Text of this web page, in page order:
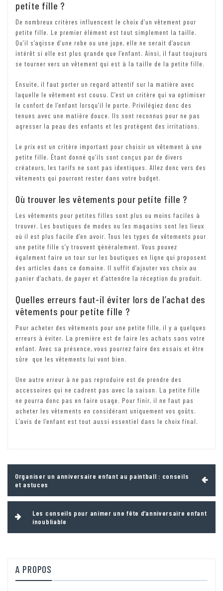
petite fille ?
De nombreux critères influencent le choix d’un vêtement pour
petite fille. Le premier élément est tout simplement la taille.
Qu’il s’agisse d’une robe ou une jupe, elle ne serait d’aucun
intérêt si elle est plus grande que l’enfant. Ainsi, il faut toujours
se tourner vers un vêtement qui est à la taille de la petite fille.
Ensuite, il faut porter un regard attentif sur la matière avec
laquelle le vêtement est cousu. C’est un critère qui va optimiser
le confort de l’enfant lorsqu’il le porte. Privilégiez donc des
tenues avec une matière douce. Ils sont reconnus pour ne pas
agresser la peau des enfants et les protègent des irritations.
Le prix est un critère important pour choisir un vêtement à une
petite fille. Étant donné qu’ils sont conçus par de divers
créateurs, les tarifs ne sont pas identiques. Allez donc vers des
vêtements qui pourront rester dans votre budget.
Où trouver les vêtements pour petite fille ?
Les vêtements pour petites filles sont plus ou moins faciles à
trouver. Les boutiques de modes ou les magasins sont les lieux
où il est plus facile d’en avoir. Tous les types de vêtements pour
une petite fille s’y trouvent généralement. Vous pouvez
également faire un tour sur les boutiques en ligne qui proposent
des articles dans ce domaine. Il suffit d’ajouter vos choix au
panier d’achats, de payer et d’attendre la réception du produit.
Quelles erreurs faut-il éviter lors de l’achat des
vêtements pour petite fille ?
Pour acheter des vêtements pour une petite fille, il y a quelques
erreurs à éviter. La première est de faire les achats sans votre
enfant. Avec sa présence, vous pourrez faire des essais et être
sûre que les vêtements lui vont bien.
Une autre erreur à ne pas reproduire est de prendre des
accessoires qui ne cadrent pas avec la saison. La petite fille
ne pourra donc pas en faire usage. Pour finir, il ne faut pas
acheter les vêtements en considérant uniquement vos goûts.
L’avis de l’enfant est tout aussi essentiel dans le choix final.
de
l’article
Organiser un anniversaire enfant au paintball : conseils
et astuces
Les conseils pour animer une fête d’anniversaire enfant
inoubliable
A PROPOS